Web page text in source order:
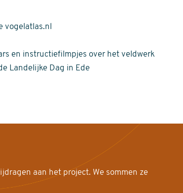
vogelatlas.nl
en instructiefilmpjes over het veldwerk
Landelijke Dag in Ede
aan het project. We sommen ze